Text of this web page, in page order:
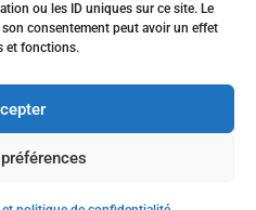
ou les ID uniques sur ce site. Le
consentement peut avoir un effet
et fonctions.
du-Touch